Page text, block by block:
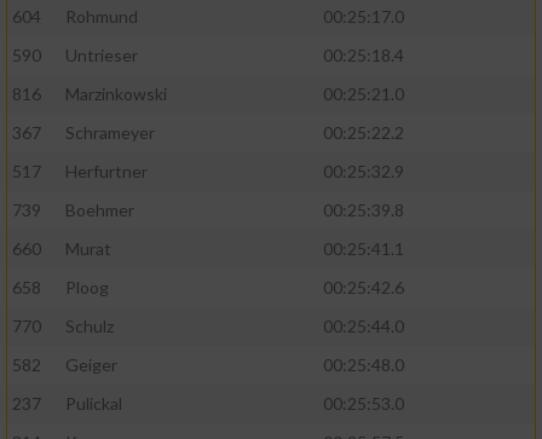
604
Rohmund
00:25:17.0
590
Untrieser
00:25:18.4
816
Marzinkowski
00:25:21.0
367
Schrameyer
00:25:22.2
517
Herfurtner
00:25:32.9
739
Boehmer
00:25:39.8
660
Murat
00:25:41.1
658
Ploog
00:25:42.6
770
Schulz
00:25:44.0
582
Geiger
00:25:48.0
237
Pulickal
00:25:53.0